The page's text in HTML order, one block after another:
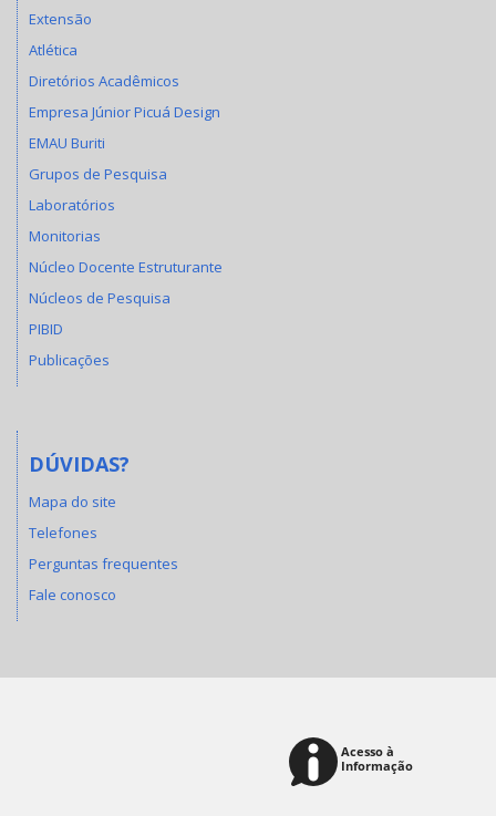
Extensão
Atlética
Diretórios Acadêmicos
Empresa Júnior Picuá Design
EMAU Buriti
Grupos de Pesquisa
Laboratórios
Monitorias
Núcleo Docente Estruturante
Núcleos de Pesquisa
PIBID
Publicações
DÚVIDAS?
Mapa do site
Telefones
Perguntas frequentes
Fale conosco